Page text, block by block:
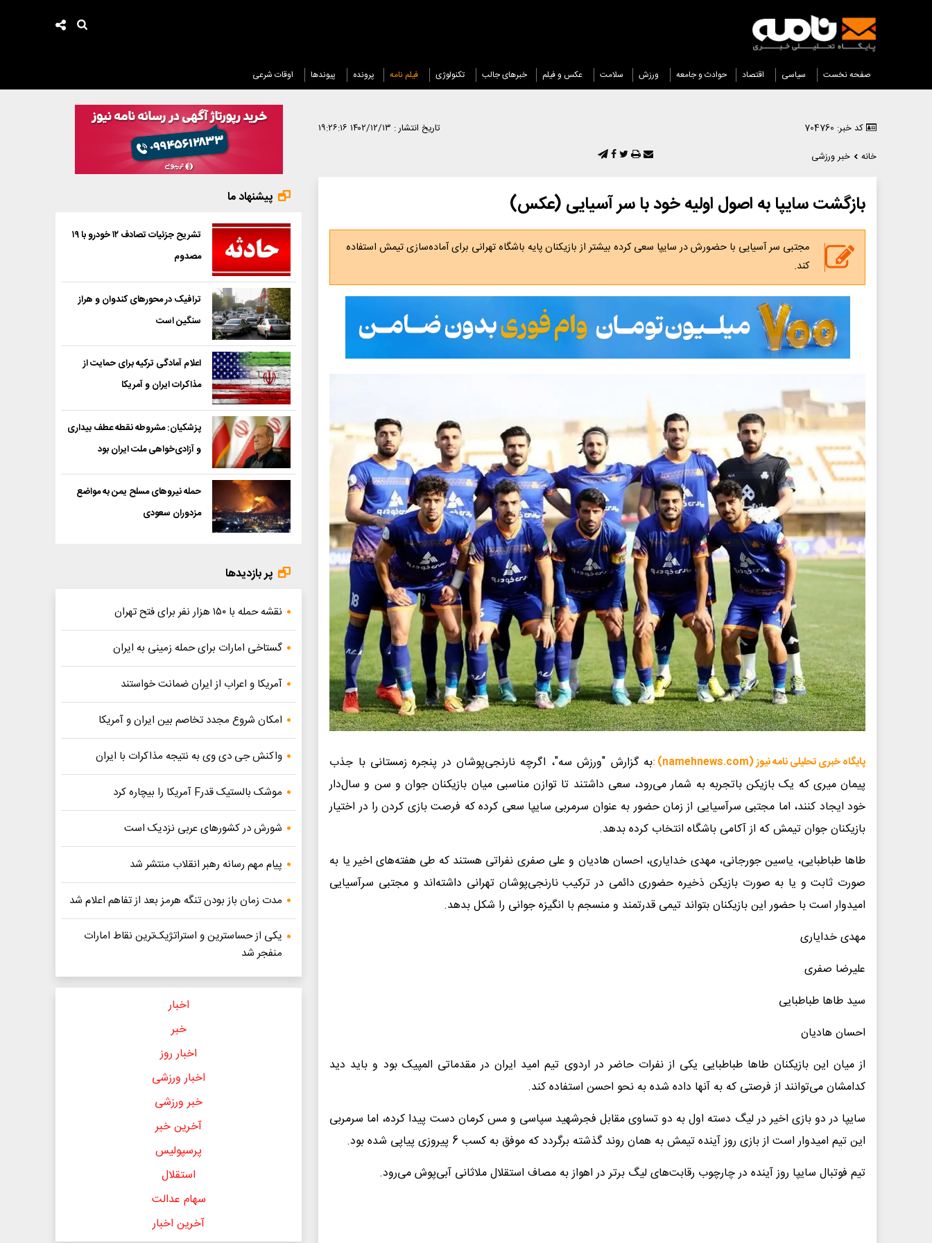
صفحه نخست سیاسی اقتصاد حوادث و جامعه ورزش سلامت عکس و فیلم خبرهای جالب تکنولوژی فیلم نامه پرونده پیوندها اوقات شرعی
کد خبر: 704760 تاریخ انتشار : ۱۴۰۲/۱۲/۱۳ ۱۹:۲۶:۱۶
خانه
خبر ورزشی
بازگشت سایپا به اصول اولیه خود با سر آسیایی (عکس)
مجتبی سر آسیایی با حضورش در سایپا سعی کرده بیشتر از بازیکنان پایه باشگاه تهرانی برای آماده‌سازی تیمش استفاده
کند.
پایگاه خبری تحلیلی نامه نیوز (namehnews.com) :
به گزارش "ورزش‌ سه"، اگرچه نارنجی‌پوشان در پنجره زمستانی با جذب
پیمان میری که یک بازیکن باتجربه به شمار می‌رود، سعی داشتند تا توازن مناسبی میان بازیکنان جوان و سن و سال‌دار
خود ایجاد کنند، اما مجتبی سرآسیایی از زمان حضور به عنوان سرمربی سایپا سعی کرده که فرصت بازی کردن را در اختیار
بازیکنان جوان تیمش که از آکامی باشگاه انتخاب کرده بدهد.
طاها طباطبایی، یاسین جورجانی، مهدی خدایاری، احسان هادیان و علی صفری نفراتی هستند که طی هفته‌های اخیر یا به
صورت ثابت و یا به صورت بازیکن ذخیره حضوری دائمی در ترکیب نارنجی‌پوشان تهرانی داشته‌اند و مجتبی سرآسیایی
امیدوار است با حضور این بازیکنان بتواند تیمی قدرتمند و منسجم با انگیزه جوانی را شکل بدهد.
مهدی خدایاری
علیرضا صفری
سید طاها طباطبایی
احسان هادیان
از میان این بازیکنان طاها طباطبایی یکی از نفرات حاضر در اردوی تیم امید ایران در مقدماتی المپیک بود و باید دید
کدامشان می‌توانند از فرصتی که به آنها داده شده به نحو احسن استفاده کند.
سایپا در دو بازی اخیر در لیگ دسته اول به دو تساوی مقابل فجرشهید سپاسی و مس کرمان دست پیدا کرده، اما سرمربی
این تیم امیدوار است از بازی روز آینده تیمش به همان روند گذشته برگردد که موفق به کسب 6 پیروزی پیاپی شده بود.
تیم فوتبال سایپا روز آینده در چارچوب رقابت‌های لیگ برتر در اهواز به مصاف استقلال ملاثانی آبی‌پوش می‌رود.
پیشنهاد ما
تشریح جزئیات تصادف ۱۲ خودرو با ۱۹
مصدوم
ترافیک در محورهای کندوان و هراز
سنگین است
اعلام آمادگی ترکیه برای حمایت از
مذاکرات ایران و آمریکا
پزشکیان: مشروطه نقطه عطف بیداری
و آزادی‌خواهی ملت ایران بود
حمله نیروهای مسلح یمن به مواضع
مزدوران سعودی
پر بازدیدها
نقشه حمله با ۱۵۰ هزار نفر برای فتح تهران
گستاخی امارات برای حمله زمینی به ایران
آمریکا و اعراب از ایران ضمانت خواستند
امکان شروع مجدد تخاصم‌ بین ایران و آمریکا
واکنش جی دی وی به نتیجه مذاکرات با ایران
موشک بالستیک قدرF آمریکا را بیچاره کرد
شورش در کشورهای عربی نزدیک است
پیام مهم رسانه رهبر انقلاب منتشر شد
مدت زمان باز بودن تنگه هرمز بعد از تفاهم اعلام شد
یکی از حساسترین و استراتژیک‌ترین نقاط امارات
منفجر شد
اخبار
خبر
اخبار روز
اخبار ورزشی
خبر ورزشی
آخرین خبر
پرسپولیس
استقلال
سهام عدالت
آخرین اخبار